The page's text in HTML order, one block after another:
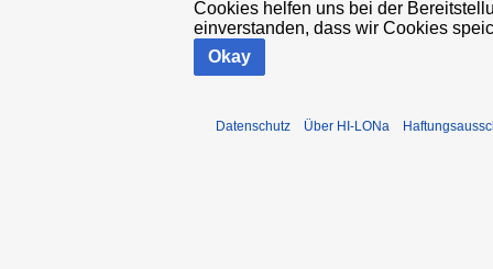
Cookies helfen uns bei der
einverstanden, dass wir Cookies
Okay
Datenschutz Über HI-LONa